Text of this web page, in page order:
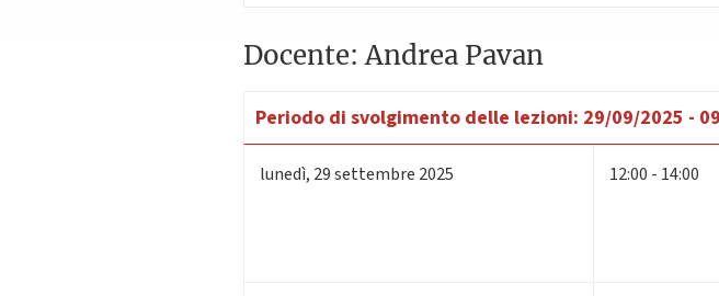
Docente: Andrea Pavan
Periodo di svolgimento delle lezioni: 29/09/2025 -
lunedì, 29settembre 2025 12:00 - 14:00